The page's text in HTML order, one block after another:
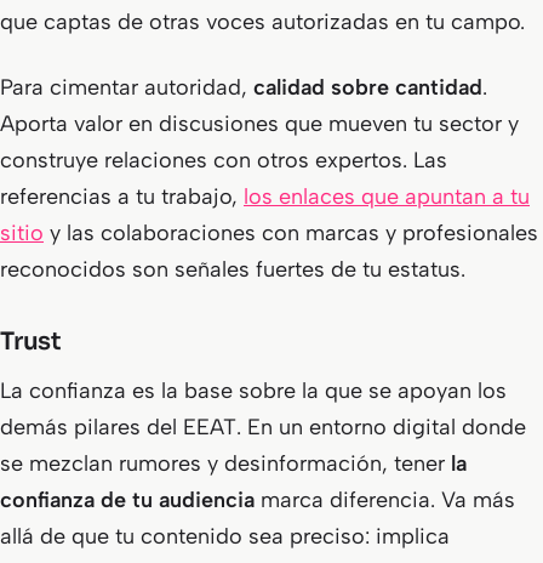
que captas de otras voces autorizadas en tu campo.
Para cimentar autoridad, calidad sobre cantidad.
Aporta valor en discusiones que mueven tu sector y
construye relaciones con otros expertos. Las
referencias a tu trabajo, los enlaces que apuntan a tu
sitio y las colaboraciones con marcas y profesionales
reconocidos son señales fuertes de tu estatus.
Trust
La confianza es la base sobre la que se apoyan los
demás pilares del EEAT. En un entorno digital donde
se mezclan rumores y desinformación, tener la
confianza de tu audiencia marca diferencia. Va más
allá de que tu contenido sea preciso: implica